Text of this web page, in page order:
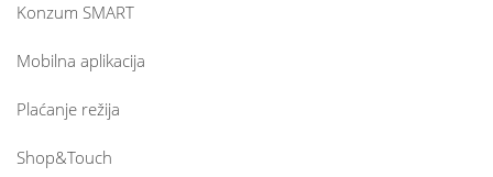
Konzum SMART
Mobilna aplikacija
Plaćanje režija
Shop&Touch